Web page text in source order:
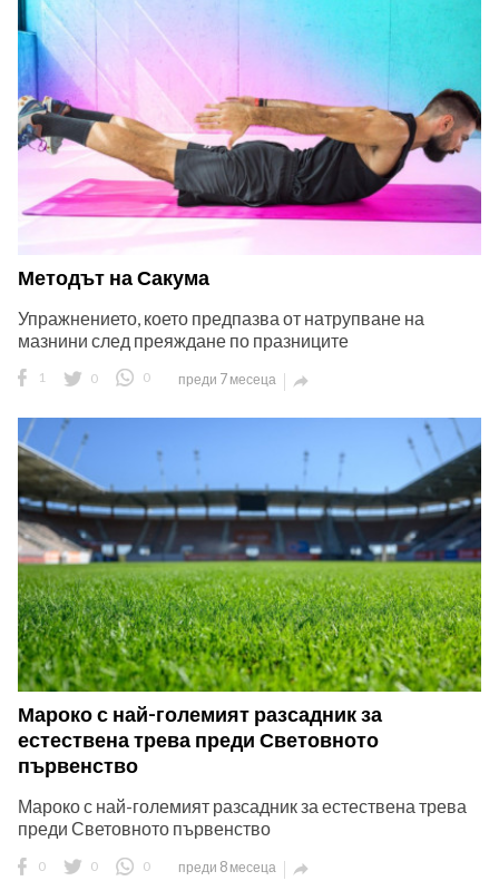
Методът на Сакума
Упражнението, което предпазва от натрупване на
мазнини след преяждане по празниците
1 0 0 преди 7 месеца 
Мароко с най-големият разсадник за
естествена трева преди Световното
първенство
Мароко с най-големият разсадник за естествена трева
преди Световното първенство
0 0 0 преди 8 месеца 